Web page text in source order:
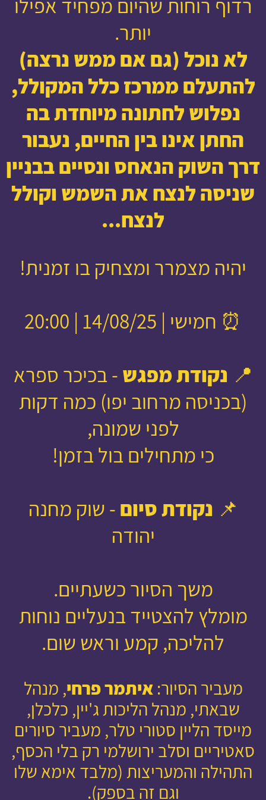
יותר.
לא נוכל (גם אם ממש נרצה)
להתעלם ממרכז כלל המקולל,
נפלוש לחתונה מיוחדת בה
החתן אינו בין החיים, נעבור
דרך השוק הנאחסונסיים בבניין
שניסה לנצח את השמש וקולל
לנצח...
יהיה מצמרר ומצחיק בו זמנית!
⏰ חמישי | 14/08/25 | 20:00
📍 נקודת מפגש- בכיכר ספרא
(בכניסה מרחוב יפו) כמה דקות
לפני שמונה,
כי מתחילים בול בזמן!
📌 נקודת סיום- שוק מחנה
יהודה
משך הסיור כשעתיים.
מומלץ להצטייד בנעליים נוחות
להליכה, קמע וראש שום.
מעביר הסיור:איתמר פרחי, מנהל
שבאתי, מנהל הליכות ג'יין, כלכלן,
מייסד הליין סטורי טלר, מעביר סיורים
סאטיריים וסלב ירושלמי רק בלי הכסף,
התהילה והמעריצות (מלבד אימא שלו
וגם זה בספק).